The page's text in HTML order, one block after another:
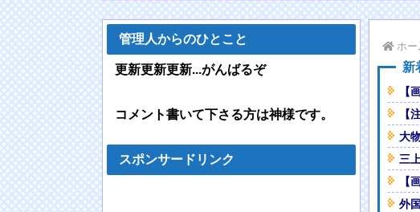
姿に世界が衝撃
【悲報】日本人の86% 「雷門の正式名称は？」を答えら
【注意】有識者「夜にコーヒー飲むの眠れなくなるぞ」
【動画】高速道路を走行中の車からリアガラスが飛んで
【悲報】「ハンターハンター」のヒソカさん、ビスケよ
【悲報】アメリカ政府、日本円をアルゼンチン通貨危機
NEW!
【悲報】女さん300万ドルの資産が一瞬で0になりギャン
ホー
新
【
【
大
三
【
外
管理人からのひとこと
更新更新更新...がんばるぞ
コメント書いて下さる方は神様です。
スポンサードリンク